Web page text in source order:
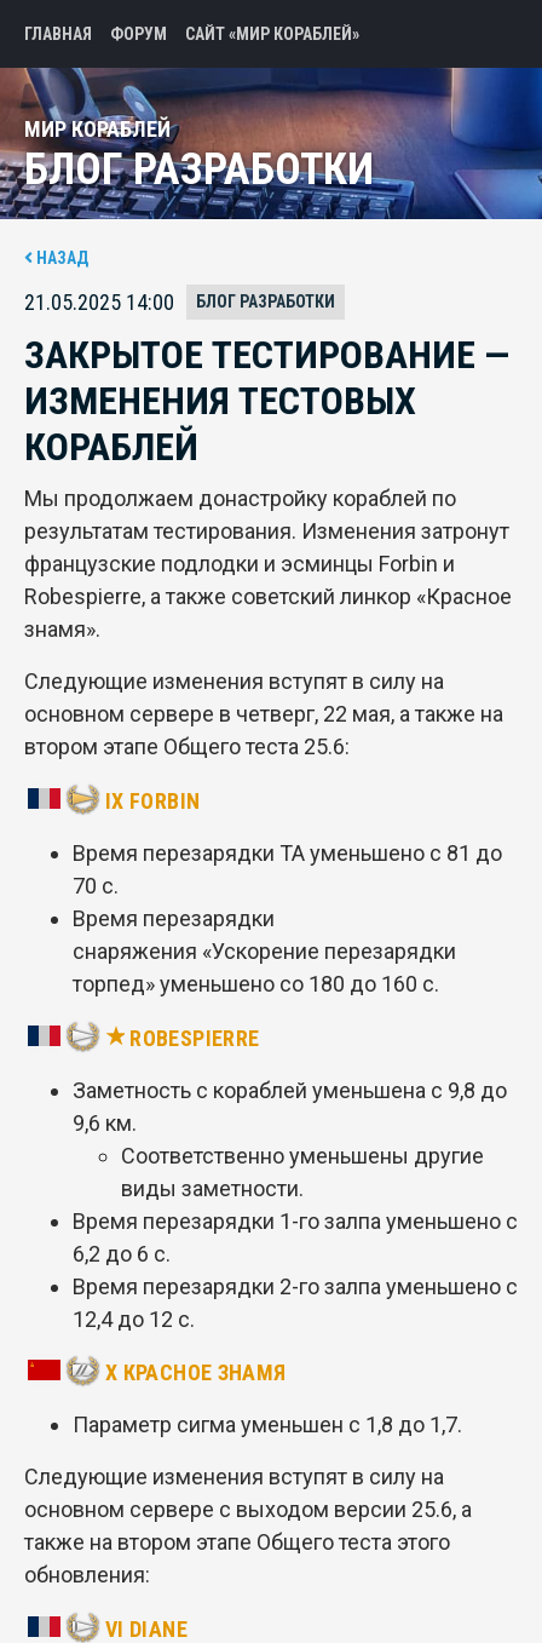
ГЛАВНАЯ ФОРУМ САЙТ «МИР КОРАБЛЕЙ»
МИР КОРАБЛЕЙ
БЛОГ РАЗРАБОТКИ
НАЗАД
21.05.2025 14:00 БЛОГ РАЗРАБОТКИ
ЗАКРЫТОЕ ТЕСТИРОВАНИЕ —
ИЗМЕНЕНИЯ ТЕСТОВЫХ
КОРАБЛЕЙ
Мы продолжаем донастройку кораблей по
результатам тестирования. Изменения затронут
французские подлодки и эсминцы Forbin и
Robespierre, а также советский линкор «Красное
знамя».
Следующие изменения вступят в силу на
основном сервере в четверг, 22 мая, а также на
втором этапе Общего теста 25.6:
IX FORBIN
Время перезарядки ТА уменьшено с 81 до
70 с.
Время перезарядки
снаряжения «Ускорение перезарядки
торпед» уменьшено со 180 до 160 с.
ROBESPIERRE
Заметность с кораблей уменьшена с 9,8 до
9,6 км.
Соответственно уменьшены другие
виды заметности.
Время перезарядки 1-го залпа уменьшено с
6,2 до 6 с.
Время перезарядки 2-го залпа уменьшено с
12,4 до 12 с.
X КРАСНОЕ ЗНАМЯ
Параметр сигма уменьшен с 1,8 до 1,7.
Следующие изменения вступят в силу на
основном сервере с выходом версии 25.6, а
также на втором этапе Общего теста этого
обновления:
VI DIANE